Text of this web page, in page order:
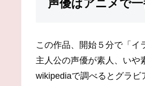
声優はアニメで
この作品、開始５分で「イ
主人公の声優が素人、いや
wikipediaで調べるとグラビ